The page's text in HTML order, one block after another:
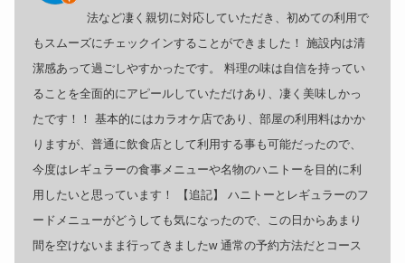
法など凄く親切に対応していただき、初めての利用で
もスムーズにチェックインすることができました！ 施設内は清
潔感あって過ごしやすかったです。 料理の味は自信を持ってい
ることを全面的にアピールしていただけあり、凄く美味しかっ
たです！！ 基本的にはカラオケ店であり、部屋の利用料はかか
りますが、普通に飲食店として利用する事も可能だったので、
今度はレギュラーの食事メニューや名物のハニトーを目的に利
用したいと思っています！ 【追記】 ハニトーとレギュラーのフ
ードメニューがどうしても気になったので、この日からあまり
間を空けないまま行ってきましたw 通常の予約方法だとコース